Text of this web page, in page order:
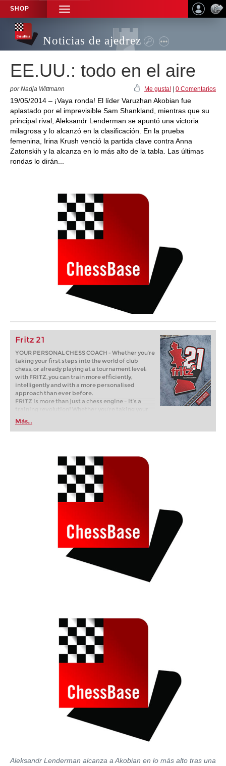
SHOP
TOGGLE
NAVIGATION
Noticias de ajedrez
EE.UU.: todo en el aire
por Nadja Wittmann Me gusta! 0 Comentarios
19/05/2014 – ¡Vaya ronda! El líder Varuzhan Akobian fue
aplastado por el imprevisible Sam Shankland, mientras que su
principal rival, Aleksandr Lenderman se apuntó una victoria
milagrosa y lo alcanzó en la clasificación. En la prueba
femenina, Irina Krush venció la partida clave contra Anna
Zatonskih y la alcanza en lo más alto de la tabla. Las últimas
rondas lo dirán...
Fritz 21
YOUR PERSONAL CHESS COACH - Whether you’re
taking your first steps into the world of club
chess, or already playing at a tournament level:
with FRITZ, you can train more efficiently,
intelligently and with a more personalised
approach than ever before.
FRITZ is more than just a chess engine – it’s a
training revolution! Whether you’re taking your
first steps into the world of club chess, or already
playing at a tournament level: with FRITZ, you can
train more efficiently, intelligently and with a
Más...
Aleksandr Lenderman alcanza a Akobian en lo más alto tras una